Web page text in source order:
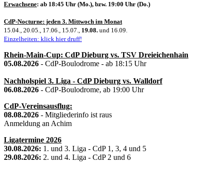
Erwachsene: ab 18:45 Uhr (Mo.), bzw. 19:00 Uhr (Do.)
CdP-Nocturne: jeden 3. Mittwoch im Monat
15.04., 20.05., 17.06., 15.07., 19.08. und 16.09.
Einzelheiten: klick hier druff!
Rhein-Main-Cup: CdP Dieburg vs. TSV Dreieichenhain
05.08.2026 - CdP-Boulodrome - ab 18:15 Uhr
Nachholspiel 3. Liga - CdP Dieburg vs. Walldorf
06.08.2026 - CdP-Boulodrome, ab 19:00 Uhr
CdP-Vereinsausflug:
08.08.2026 - Mitgliederinfo ist raus
Anmeldung an Achim
Ligatermine 2026
30.08.2026: 1. und 3. Liga - CdP 1, 3, 4 und 5
29.08.2026: 2. und 4. Liga - CdP 2 und 6